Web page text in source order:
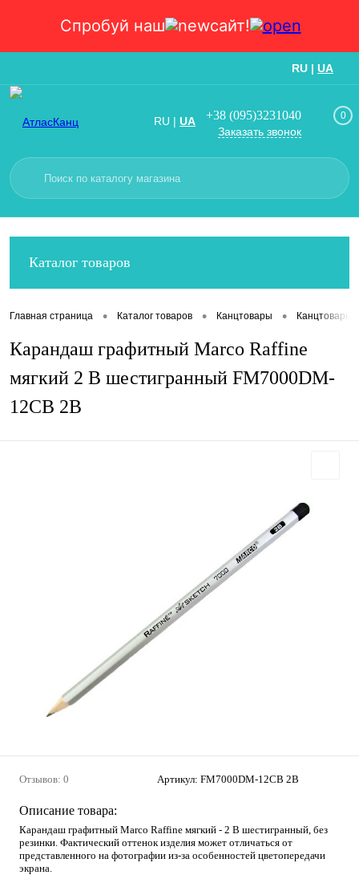
Спробуй наш сайт!
RU | UA
RU | UA +38 (095)3231040
Заказать звонок
0
Каталог товаров
Главная страница • Каталог товаров • Канцтовары • Канцтовары
Карандаш графитный Marсо Raffine
мягкий 2 B шестигранный FM7000DM-
12CB 2В
Отзывов: 0 Артикул: FM7000DM-12CB 2В
Описание товара:
Карандаш графитный Marсо Raffine мягкий - 2 B шестигранный, без
резинки. Фактический оттенок изделия может отличаться от
представленного на фотографии из-за особенностей цветопередачи
экрана.